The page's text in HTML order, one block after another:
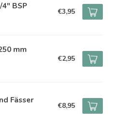
BSP
€3,95
mm
€2,95
Fässer
€8,95